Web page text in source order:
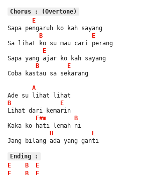
Chorus : (Overtone)
E
Sapa pengaruh ko kah sayang
B
E
Sa lihat ko su mau cari perang
E
Sapa yang ajar ko kah sayang
B
E
Coba kastau sa sekarang
A
Ade su lihat lihat
B
E
Lihat dari kemarin
F#m
B
Kaka ko hati lemah ni
B
E
Jang bilang ada yang ganti
Ending :
E
B
E
E
B
E